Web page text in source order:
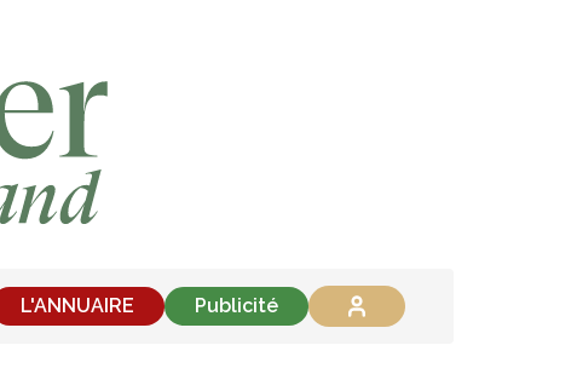
L'ANNUAIRE Publicité